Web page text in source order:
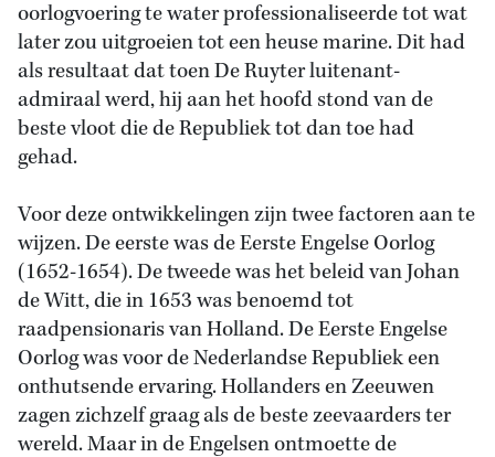
oorlogvoering te water professionaliseerde tot wat
later zou uitgroeien tot een heuse marine. Dit had
als resultaat dat toen De Ruyter luitenant-
admiraal werd, hij aan het hoofd stond van de
beste vloot die de Republiek tot dan toe had
gehad.
Voor deze ontwikkelingen zijn twee factoren aan te
wijzen. De eerste was de Eerste Engelse Oorlog
(1652-1654). De tweede was het beleid van Johan
de Witt, die in 1653 was benoemd tot
raadpensionaris van Holland. De Eerste Engelse
Oorlog was voor de Nederlandse Republiek een
onthutsende ervaring. Hollanders en Zeeuwen
zagen zichzelf graag als de beste zeevaarders ter
wereld. Maar in de Engelsen ontmoette de